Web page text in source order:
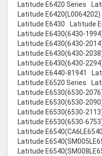
Latitude E6420 Series
Latitude E6420(L0064202)
Latitude E6430
Latitude
Latitude E6430(6430-
Latitude E6430(6430-
Latitude E6430(6430-
Latitude E6430(6430-
Latitude E6440-81941
Latitude E6520 Series
Latitude E6530(6530-
Latitude E6530(6530-
Latitude E6530(6530-
Latitude E6530(6530-
Latitude
Latitude
Latitude